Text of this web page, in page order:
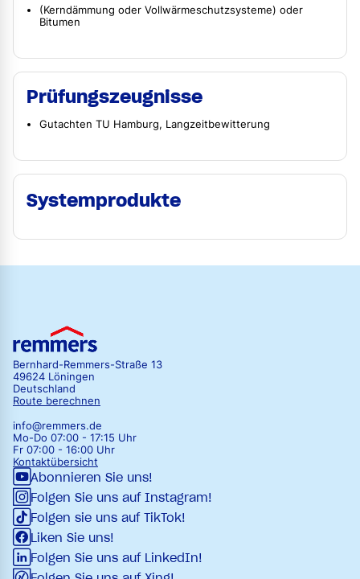
(Kerndämmung oder Vollwärmeschutzsysteme) oder
Bitumen
Prüfungszeugnisse
Gutachten TU Hamburg, Langzeitbewitterung
Systemprodukte
Bernhard-Remmers-Straße 13
49624 Löningen
Deutschland
Route berechnen
info@remmers.de
Mo-Do 07:00 - 17:15 Uhr
Fr 07:00 - 16:00 Uhr
Kontaktübersicht
Abonnieren Sie uns!
Folgen Sie uns auf Instagram!
Folgen sie uns auf TikTok!
Liken Sie uns!
Folgen Sie uns auf LinkedIn!